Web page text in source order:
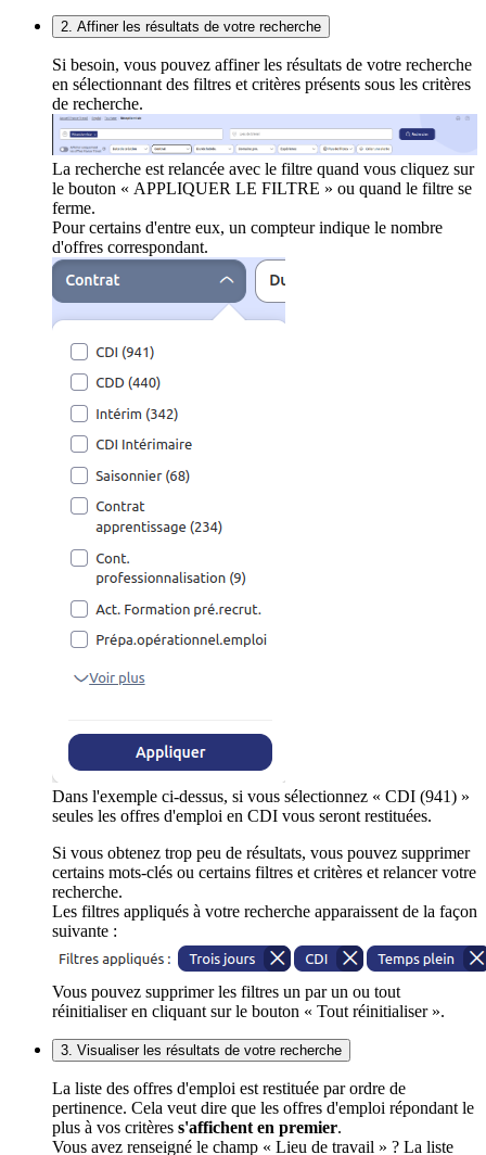
2. Affiner les résultats de votre recherche
Si besoin, vous pouvez affiner les résultats de votre recherche
en sélectionnant des filtres et critères présents sous les critères
de recherche.
La recherche est relancée avec le filtre quand vous cliquez sur
le bouton « APPLIQUER LE FILTRE » ou quand le filtre se
ferme.
Pour certains d'entre eux, un compteur indique le nombre
d'offres correspondant.
Dans l'exemple ci-dessus, si vous sélectionnez « CDI (941) »
seules les offres d'emploi en CDI vous seront restituées.
Si vous obtenez trop peu de résultats, vous pouvez supprimer
certains mots-clés ou certains filtres et critères et relancer votre
recherche.
Les filtres appliqués à votre recherche apparaissent de la façon
suivante :
Vous pouvez supprimer les filtres un par un ou tout
réinitialiser en cliquant sur le bouton « Tout réinitialiser ».
3. Visualiser les résultats de votre recherche
La liste des offres d'emploi est restituée par ordre de
pertinence. Cela veut dire que les offres d'emploi répondant le
plus à vos critères s'affichent en premier.
Vous avez renseigné le champ « Lieu de travail » ? La liste